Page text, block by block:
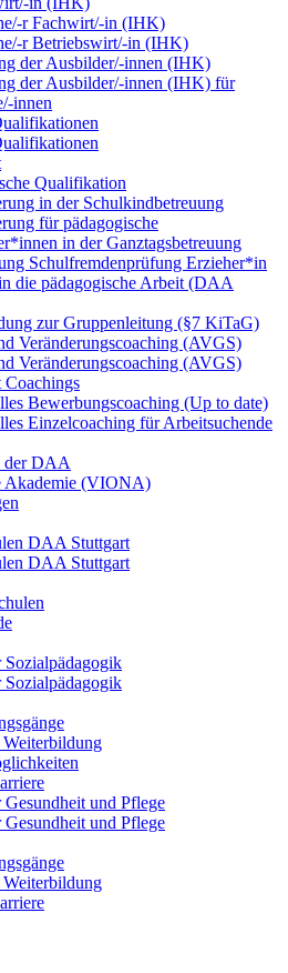
r Fachwirt/-in (IHK)
r Betriebswirt/-in (IHK)
der Ausbilder/-innen (IHK)
der Ausbilder/-innen (IHK) für
innen
Qualifikation
in der Schulkindbetreuung
für pädagogische
in der Ganztagsbetreuung
Schulfremdenprüfung Erzieher*in
die pädagogische Arbeit (DAA
zur Gruppenleitung (§7 KiTaG)
Veränderungscoaching (AVGS)
Veränderungscoaching (AVGS)
Coachings
Bewerbungscoaching (Up to date)
Einzelcoaching für Arbeitsuchende
der DAA
Akademie (VIONA)
DAA Stuttgart
DAA Stuttgart
Sozialpädagogik
Sozialpädagogik
und Pflege
und Pflege